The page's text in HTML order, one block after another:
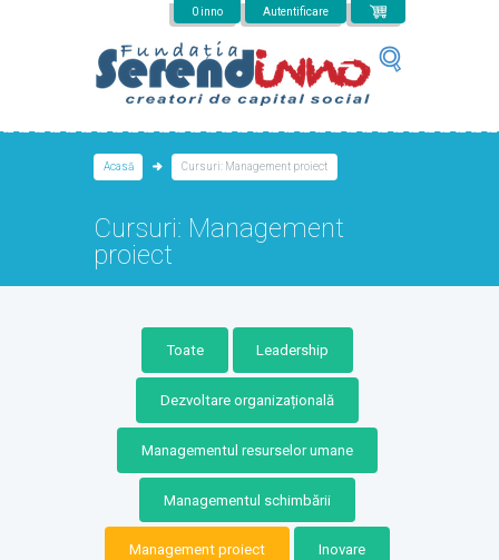
0 inno Autentificare
Acasă Cursuri: Management proiect
Cursuri: Management
proiect
Toate Leadership
Dezvoltare organizațională
Managementul resurselor umane
Managementul schimbării
Management proiect Inovare